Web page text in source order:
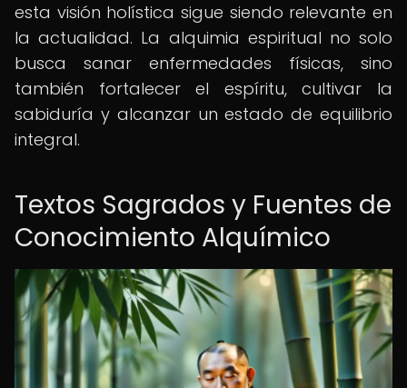
esta visión holística sigue siendo relevante en
la actualidad. La alquimia espiritual no solo
busca sanar enfermedades físicas, sino
también fortalecer el espíritu, cultivar la
sabiduría y alcanzar un estado de equilibrio
integral.
Textos Sagrados y Fuentes de
Conocimiento Alquímico